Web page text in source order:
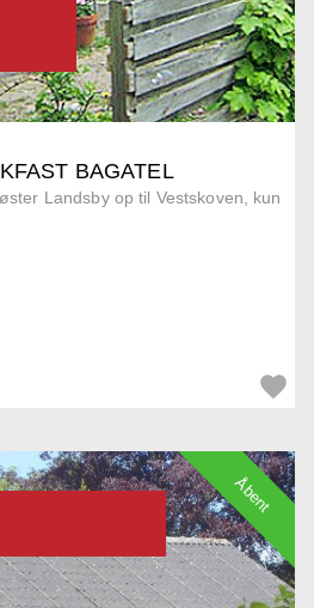
BAGATEL
Landsby op til Vestskoven, kun
Åbent